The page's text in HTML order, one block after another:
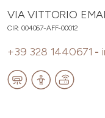
VIA VITTORIO
CIR: 004067-AFF-00012
+39 328 1440671 -